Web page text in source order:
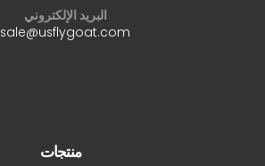
البريد الإلكتروني
sale@usflygoat.com
منتجات